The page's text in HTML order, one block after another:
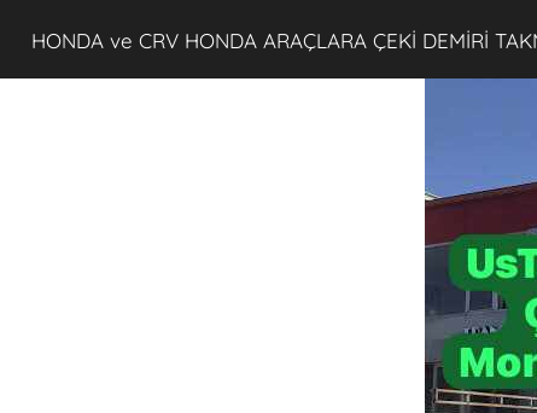
HONDA ve CRV HONDA ARAÇLARA ÇEKİ DEMİRİ